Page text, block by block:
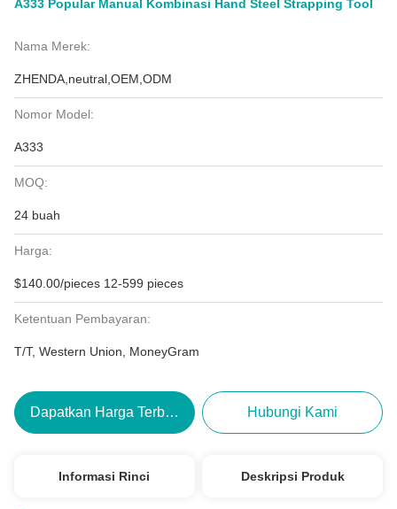
A333 Popular Manual Kombinasi Hand Steel Strapping Tool
Nama Merek:
ZHENDA,neutral,OEM,ODM
Nomor Model:
A333
MOQ:
24 buah
Harga:
$140.00/pieces 12-599 pieces
Ketentuan Pembayaran:
T/T, Western Union, MoneyGram
Dapatkan Harga Terbaik Hubungi Kami
Informasi Rinci Deskripsi Produk